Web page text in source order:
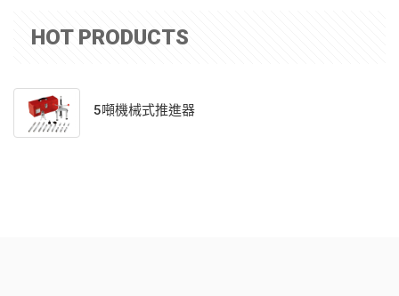
HOT PRODUCTS
5噸機械式推進器